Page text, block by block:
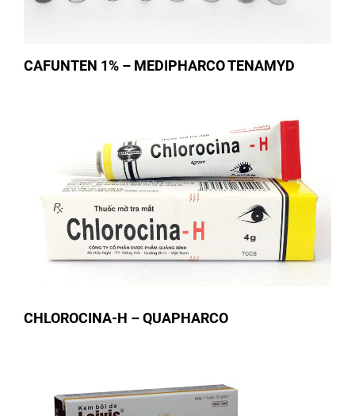
CAFUNTEN 1% – MEDIPHARCO TENAMYD
CHLOROCINA-H – QUAPHARCO